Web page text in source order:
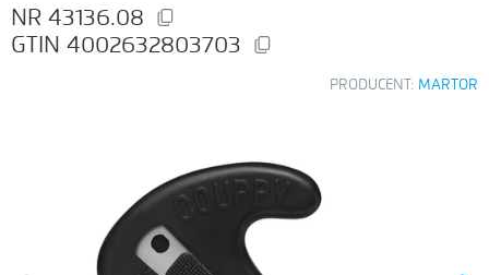
43136.08
4002632803703
PRODUCENT: MARTOR